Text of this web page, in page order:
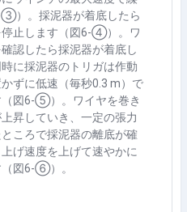
③）。採泥器が着底したら
止します（図6-④）。ワ
認したら採泥器が着底し
に採泥器のトリガは作動
ずに低速（毎秒0.3 m）で
図6-⑤）。ワイヤを巻き
昇していき、一定の張力
ころで採泥器の離底が確
げ速度を上げて速やかに
（図6-⑥） 。